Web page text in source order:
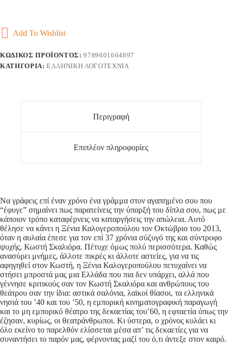
Add To Wishlist
ΚΩΔΙΚΌΣ ΠΡΟΪΌΝΤΟΣ:9789601664897
ΚΑΤΗΓΟΡΊΑ:ΕΛΛΗΝΙΚΉ ΛΟΓΟΤΕΧΝΊΑ
Περιγραφή
Επιπλέον πληροφορίες
Να γράφεις επί έναν χρόνο ένα γράμμα στον αγαπημένο σου που
“έφυγε” σημαίνει πως παρατείνεις την ύπαρξή του δίπλα σου, πως με
κάποιον τρόπο καταφέρνεις να καταργήσεις την απώλεια. Αυτό
θέλησε να κάνει η Ξένια Καλογεροπούλου τον Οκτώβριο του 2013,
όταν η αυλαία έπεσε για τον επί 37 χρόνια σύζυγό της και σύντροφο
ψυχής, Κωστή Σκαλιόρα. Πέτυχε όμως πολύ περισσότερα. Καθώς
ανασύρει μνήμες, άλλοτε πικρές κι άλλοτε αστείες, για να τις
αφηγηθεί στον Κωστή, η Ξένια Καλογεροπούλου πετυχαίνει να
στήσει μπροστά μας μια Ελλάδα που πια δεν υπάρχει, αλλά που
γέννησε κριτικούς σαν τον Κωστή Σκαλιόρα και ανθρώπους του
θεάτρου σαν την ίδια: αστικά σαλόνια, λαϊκοί θίασοι, τα ελληνικά
νησιά του ’40 και του ’50, η εμπορική κινηματογραφική παραγωγή
και το μη εμπορικό θέατρο της δεκαετίας του’60, η εφταετία όπως την
έζησαν, κυρίως, οι θεατράνθρωποι. Κι ύστερα, ο χρόνος κυλάει κι
όλο εκείνο το παρελθόν ελίσσεται μέσα απ’ τις δεκαετίες για να
συναντήσει το παρόν μας, φέρνοντας μαζί του ό,τι άντεξε στον καιρό.